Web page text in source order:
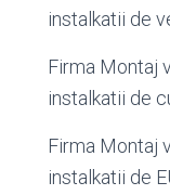
instalkatii de
Firma Montaj
instalkatii de
Firma Montaj
instalkatii de